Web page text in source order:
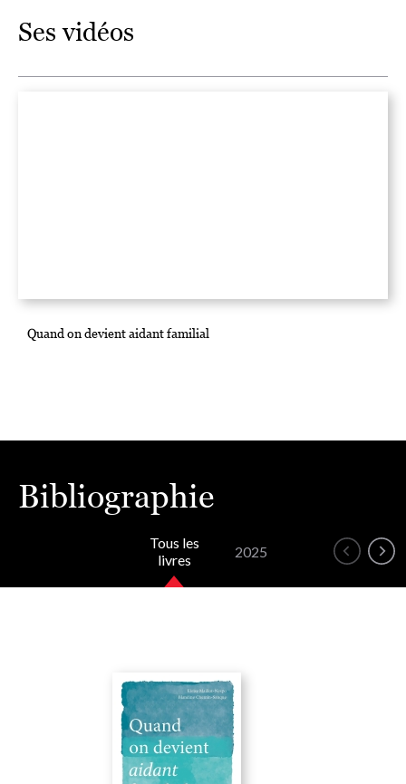
Ses vidéos
Quand on devient aidant familial
Bibliographie
Tous les
livres
2025